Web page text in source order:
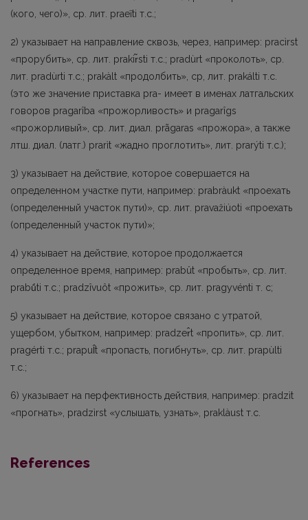
(кого, чего)», ср. лит. praeĩti т.с.;
2) указывает на направление сквозь, через, например: pracìrst
«прорубить», ср. лит. prakir̃sti т.с.; pradùrt «проколоть», ср.
лит. pradùrti т.с.; prakàlt «продолбить», ср, лит. prakálti т.с.
(это же значение приставка рrа- имеет в именах латгальских
говоров рrаgarîba «прожорливость» и pragarîgs
«прожорливый», ср. лит. диал. prãgaras «прожора», а также
лтш. диал. (латг.) prarìt «жадно проглотить», лит. prarýti т.с.);
3) указывает на действие, которое совершается на
определенном участке пути, напри­мер: prabràukt «проехать
(определенный участок пути)», ср. лит. pravažiúoti «проехать
(определенный участок пути)»;
4) указывает на действие, которое продолжается
определенное время, например: prabût «пробыть», ср. лит.
prabū́ti т.с.; pradzîvuôt «прожить», ср. лит. pragyvénti т. с;
5) указывает на действие, которое связано с утратой,
ущербом, убытком, например: pradzer̂t «пропить», ср. лит.
pragérti т.с.; prapul̂t «пропасть, погибнуть», ср. лит. pra­pùlti
т.с.;
6) указывает на перфективность действия, например: pradzìt
«прогнать», pradzìrst «услышать, узнать», praklàust т.с.
References